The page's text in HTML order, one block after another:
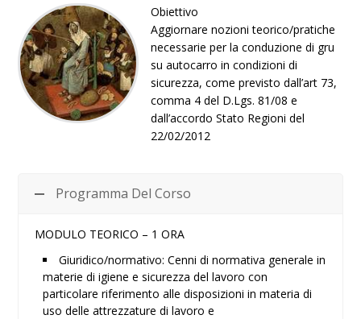
Obiettivo
Aggiornare nozioni teorico/pratiche
necessarie per la conduzione di gru
su autocarro in condizioni di
sicurezza, come previsto dall’art 73,
comma 4 del D.Lgs. 81/08 e
dall’accordo Stato Regioni del
22/02/2012
Programma Del Corso
MODULO TEORICO – 1 ORA
Giuridico/normativo: Cenni di normativa generale in
materie di igiene e sicurezza del lavoro con
particolare riferimento alle disposizioni in materia di
uso delle attrezzature di lavoro e